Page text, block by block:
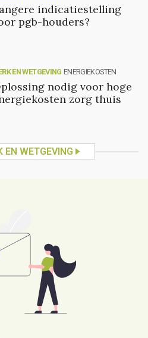
indicatiestelling
pgb-houders?
EN WETGEVING ENERGIEKOSTEN
nodig voor hoge
zorg thuis
EN WETGEVING